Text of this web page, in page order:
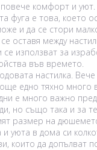
комфорт и
фуга е това, което
и да се стори
оставя между
използват за
във времето.
настилка.
едно тяхно много
е много важно
но също така и за
размер на
уюта в дома си
които да допълват